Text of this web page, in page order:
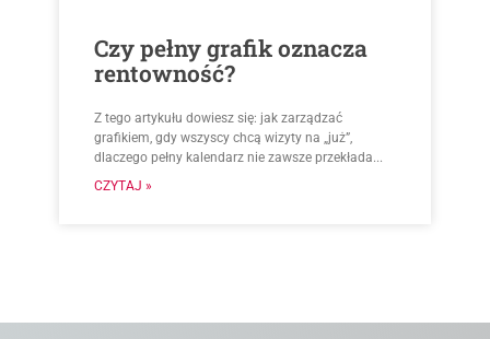
Czy pełny grafik oznacza
rentowność?
Z tego artykułu dowiesz się: jak zarządzać
grafikiem, gdy wszyscy chcą wizyty na „już”,
dlaczego pełny kalendarz nie zawsze przekłada...
CZYTAJ »